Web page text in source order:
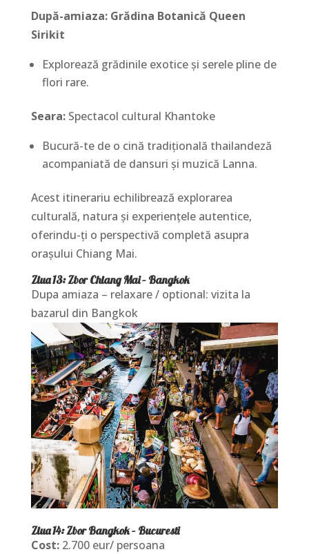
După-amiaza: Grădina Botanică Queen
Sirikit
Explorează grădinile exotice și serele pline de
flori rare.
Seara:Spectacol cultural Khantoke
Bucură-te de o cină tradițională thailandeză
acompaniată de dansuri și muzică Lanna.
Acest itinerariu echilibrează explorarea
culturală, natura și experiențele autentice,
oferindu-ți o perspectivă completă asupra
orașului Chiang Mai.
Ziua 13: Zbor Chiang Mai – Bangkok
Dupa amiaza – relaxare / optional: vizita la
bazarul din Bangkok
Ziua 14: Zbor Bangkok – Bucuresti
Cost: 2.700 eur/ persoana